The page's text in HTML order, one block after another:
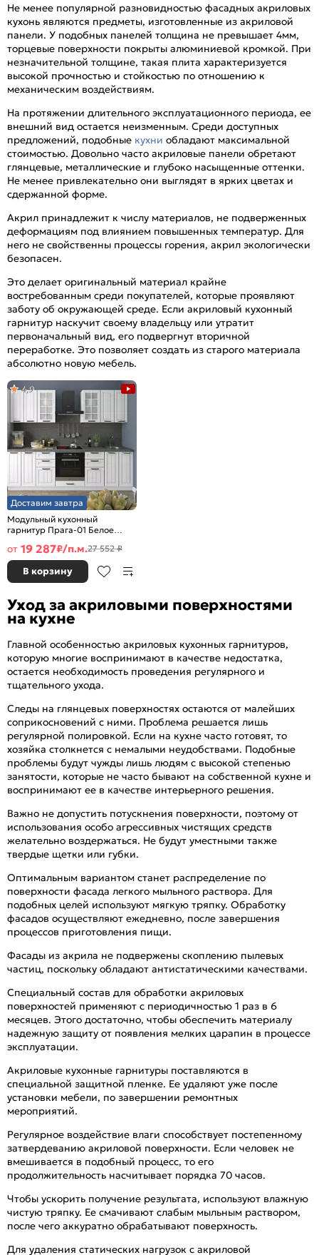
Не менее популярной разновидностью фасадных акриловых
кухонь являются предметы, изготовленные из акриловой
панели. У подобных панелей толщина не превышает 4мм,
торцевые поверхности покрыты алюминиевой кромкой. При
незначительной толщине, такая плита характеризуется
высокой прочностью и стойкостью по отношению к
механическим воздействиям.
На протяжении длительного эксплуатационного периода, ее
внешний вид остается неизменным. Среди доступных
предложений, подобные кухни обладают максимальной
стоимостью. Довольно часто акриловые панели обретают
глянцевые, металлические и глубоко насыщенные оттенки.
Не менее привлекательно они выглядят в ярких цветах и
сдержанной форме.
Акрил принадлежит к числу материалов, не подверженных
деформациям под влиянием повышенных температур. Для
него не свойственны процессы горения, акрил экологически
безопасен.
Это делает оригинальный материал крайне
востребованным среди покупателей, которые проявляют
заботу об окружающей среде. Если акриловый кухонный
гарнитур наскучит своему владельцу или утратит
первоначальный вид, его подвергнут вторичной
переработке. Это позволяет создать из старого материала
абсолютно новую мебель.
Доставим завтра
Модульный кухонный
гарнитур Прага-01 Белое
2140x2600x600
4,9
от 19 287₽/п.м.27 552 ₽
В корзину
Уход за акриловыми поверхностями
на кухне
Главной особенностью акриловых кухонных гарнитуров,
которую многие воспринимают в качестве недостатка,
остается необходимость проведения регулярного и
тщательного ухода.
Следы на глянцевых поверхностях остаются от малейших
соприкосновений с ними. Проблема решается лишь
регулярной полировкой. Если на кухне часто готовят, то
хозяйка столкнется с немалыми неудобствами. Подобные
проблемы будут чужды лишь людям с высокой степенью
занятости, которые не часто бывают на собственной кухне и
воспринимают ее в качестве интерьерного решения.
Важно не допустить потускнения поверхности, поэтому от
использования особо агрессивных чистящих средств
желательно воздержаться. Не будут уместными также
твердые щетки или губки.
Оптимальным вариантом станет распределение по
поверхности фасада легкого мыльного раствора. Для
подобных целей используют мягкую тряпку. Обработку
фасадов осуществляют ежедневно, после завершения
процессов приготовления пищи.
Фасады из акрила не подвержены скоплению пылевых
частиц, поскольку обладают антистатическими качествами.
Специальный состав для обработки акриловых
поверхностей применяют с периодичностью 1 раз в 6
месяцев. Этого достаточно, чтобы обеспечить материалу
надежную защиту от появления мелких царапин в процессе
эксплуатации.
Акриловые кухонные гарнитуры поставляются в
специальной защитной пленке. Ее удаляют уже после
установки мебели, по завершении ремонтных
мероприятий.
Регулярное воздействие влаги способствует постепенному
затвердеванию акриловой поверхности. Если человек не
вмешивается в подобный процесс, то его
продолжительность насчитывает порядка 70 часов.
Чтобы ускорить получение результата, используют влажную
чистую тряпку. Ее смачивают слабым мыльным раствором,
после чего аккуратно обрабатывают поверхность.
Для удаления статических нагрузок с акриловой